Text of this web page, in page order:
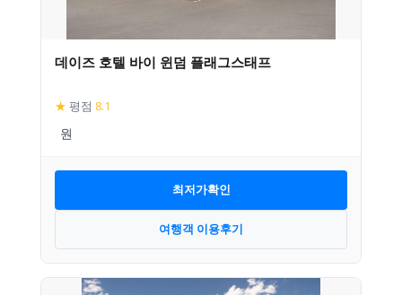
데이즈 호텔 바이 윈덤 플래그스태프
★ 평점 8.1
최저가확인
여행객 이용후기